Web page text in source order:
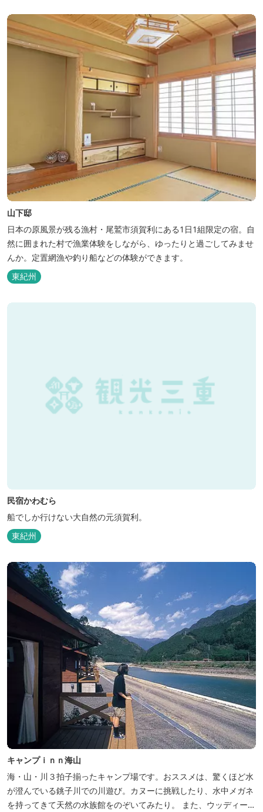
山下邸
日本の原風景が残る漁村・尾鷲市須賀利にある1日1組限定の宿。自
然に囲まれた村で漁業体験をしながら、ゆったりと過ごしてみませ
んか。定置網漁や釣り船などの体験ができます。
東紀州
民宿かわむら
船でしか行けない大自然の元須賀利。
東紀州
キャンプｉｎｎ海山
海・山・川３拍子揃ったキャンプ場です。おススメは、驚くほど水
が澄んでいる銚子川での川遊び。カヌーに挑戦したり、水中メガネ
を持ってきて天然の水族館をのぞいてみたり。 また、ウッディーク